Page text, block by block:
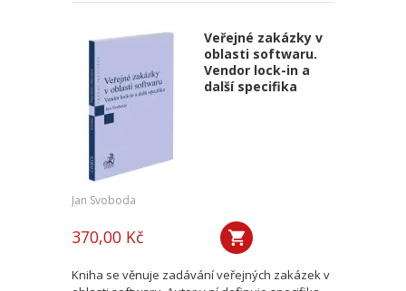
Veřejné zakázky v
oblasti softwaru.
Vendor lock-in a
další specifika
Jan Svoboda
370,00 Kč
Kniha se věnuje zadávání veřejných zakázek v